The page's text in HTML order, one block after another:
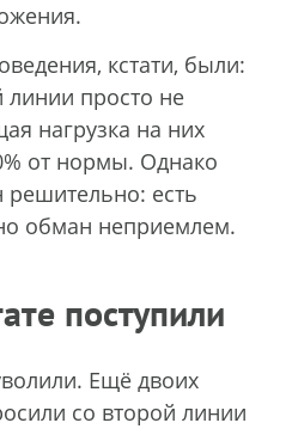
кстати, были:
линии просто не
нагрузка на них
от нормы. Однако
есть
обман неприемлем.
поступили
Ещё двоих
со второй линии